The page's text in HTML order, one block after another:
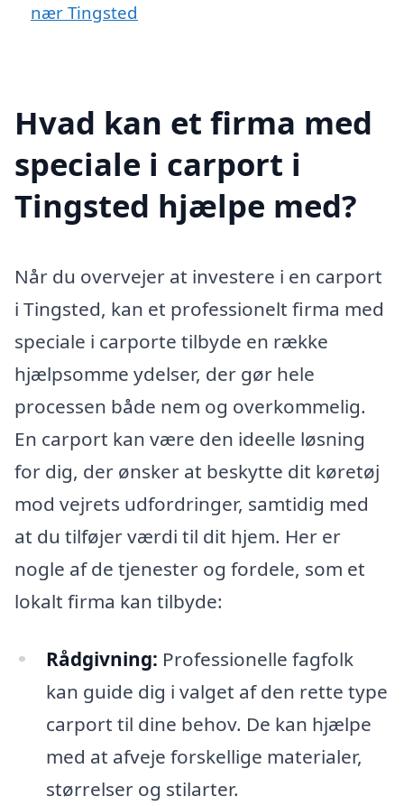
nær Tingsted
Hvad kan et firma med
speciale i carport i
Tingsted hjælpe med?
Når du overvejer at investere i en carport
i Tingsted, kan et professionelt firma med
speciale i carporte tilbyde en række
hjælpsomme ydelser, der gør hele
processen både nem og overkommelig.
En carport kan være den ideelle løsning
for dig, der ønsker at beskytte dit køretøj
mod vejrets udfordringer, samtidig med
at du tilføjer værdi til dit hjem. Her er
nogle af de tjenester og fordele, som et
lokalt firma kan tilbyde:
Rådgivning: Professionelle fagfolk
kan guide dig i valget af den rette type
carport til dine behov. De kan hjælpe
med at afveje forskellige materialer,
størrelser og stilarter.